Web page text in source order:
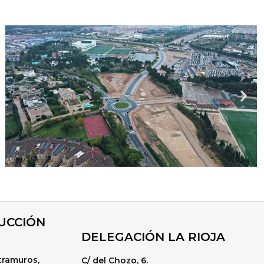
DELEGACIÓN LA RIOJA
C/ del Chozo, 6.